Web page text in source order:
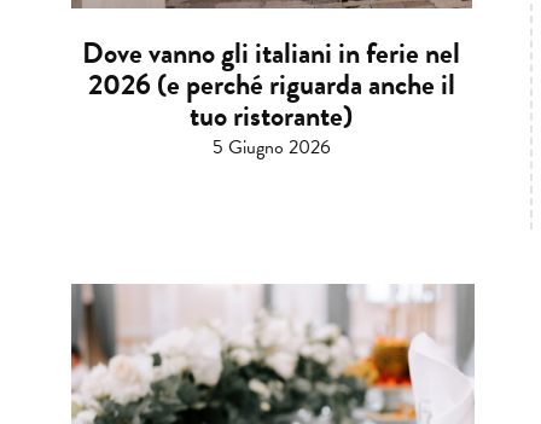
Dove vanno gli italiani in ferie nel
2026 (e perché riguarda anche il
tuo ristorante)
5 Giugno 2026